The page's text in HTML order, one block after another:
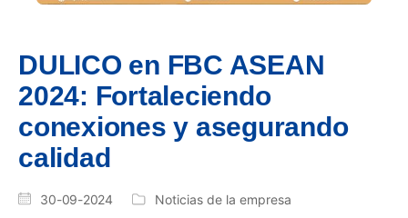
DULICO en FBC ASEAN
2024: Fortaleciendo
conexiones y asegurando
calidad
30-09-2024 Noticias de la empresa